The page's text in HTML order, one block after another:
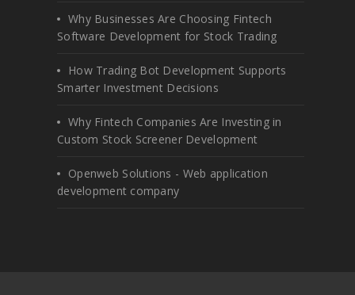
Why Businesses Are Choosing Fintech
Software Development for Stock Trading
How Trading Bot Development Supports
Smarter Investment Decisions
Why Fintech Companies Are Investing in
Custom Stock Screener Development
Openweb Solutions - Web application
development company